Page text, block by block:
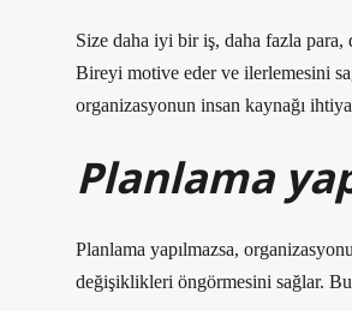
Size daha iyi bir iş, daha fazla para,
Bireyi motive eder ve ilerlemesini
organizasyonun insan kaynağı
Planlama
Planlama yapılmazsa,
değişiklikleri öngörmesini sağlar.